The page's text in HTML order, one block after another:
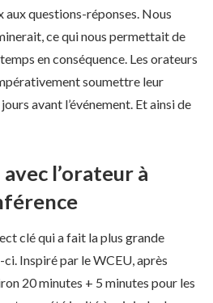
questions-réponses. Nous
ce qui nous permettait de
en conséquence. Les orateurs
soumettre leur
avant l’événement. Et ainsi de
l’orateur à
clé qui a fait la plus grande
Inspiré par le WCEU, après
20 minutes + 5 minutes pour les